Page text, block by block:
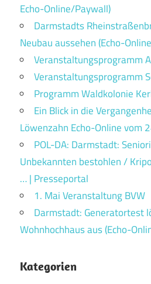
Echo-Online/Paywall)
Darmstadts
Neubau aussehen (Echo-
Veranstaltungsprogramm
Veranstaltungsprogramm
Programm Waldkolonie
Ein Blick in die
Löwenzahn Echo-Online vom
POL-DA: Darmstadt:
Unbekannten bestohlen /
… | Presseportal
1. Mai Veranstaltung BVW
Darmstadt: Generatortest
Wohnhochhaus aus (Echo-
Kategorien